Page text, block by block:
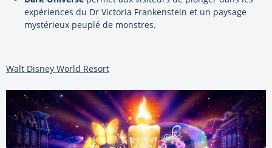
expériences du Dr Victoria Frankenstein et un paysage
mystérieux peuplé de monstres.
Walt Disney World Resort